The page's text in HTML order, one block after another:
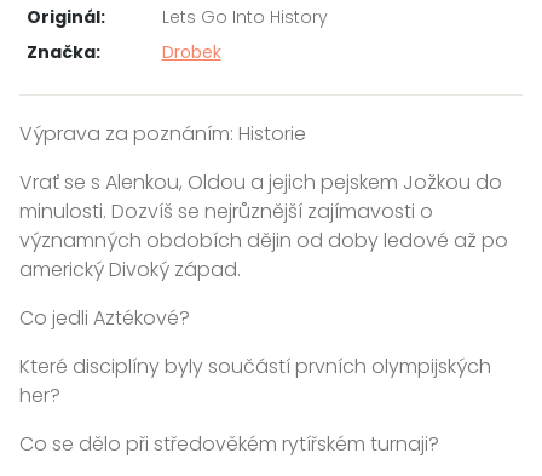
Originál:
Lets Go Into History
Značka:
Drobek
Výprava za poznáním: Historie
Vrať se s Alenkou, Oldou a jejich pejskem Jožkou do
minulosti. Dozvíš se nejrůznější zajímavosti o
významných obdobích dějin od doby ledové až po
americký Divoký západ.
Co jedli Aztékové?
Které disciplíny byly součástí prvních olympijských
her?
Co se dělo při středověkém rytířském turnaji?